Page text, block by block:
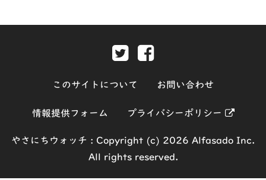
Twitter-別ウィンドウで開きま
このサイトについて お問い合わせ
情報提供フォーム プライバシーポリシー 別ウィ
やさにちウォッチ : Copyright (c) 2026 Alfasado Inc.
All rights reserved.